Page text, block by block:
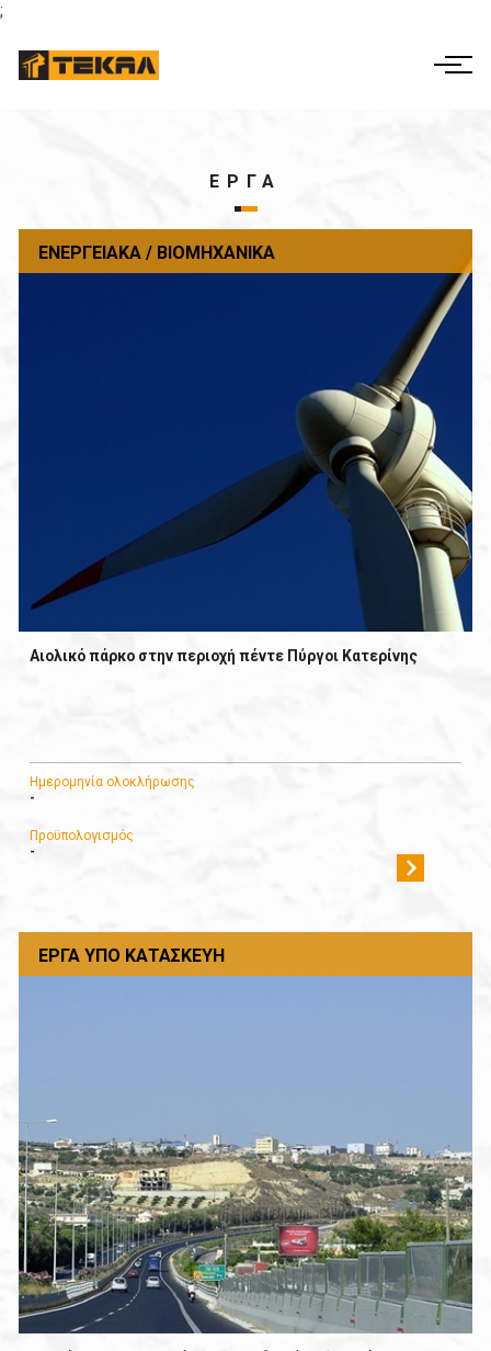
;
ΕΛ EN
ΕΤΑΙΡΙΚΗ ΔΙΑΚΥΒΕΡΝΗΣΗ
ΕΡΓΑ
ΕΡΓΑ
ΕΝΕΡΓΕΙΑΚΆ / ΒΙΟΜΗΧΑΝΙΚΆ
Αιολικό πάρκο στην περιοχή πέντε Πύργοι Κατερίνης
Ημερομηνία ολοκλήρωσης
-
Προϋπολογισμός
-
ΈΡΓΑ ΥΠΌ ΚΑΤΑΣΚΕΥΉ